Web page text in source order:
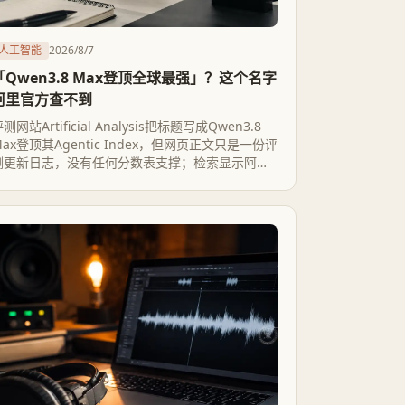
工智能 2026/8/7
Qwen3.8 Max登顶全球最强」？这个名字
里官方查不到
测网站Artificial Analysis把标题写成Qwen3.8
登顶其Agentic Index，但网页正文只是一份评
更新日志，没有任何分数表支撑；检索显示阿里
身并无统一标准。